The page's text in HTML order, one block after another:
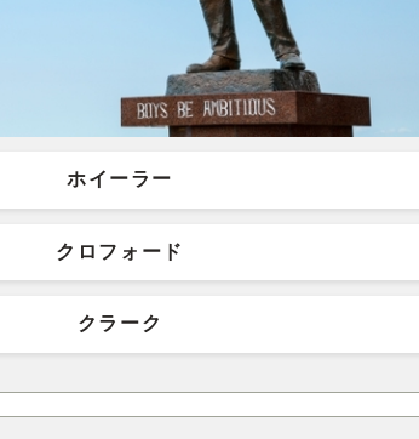
ホイーラー
クロフォード
クラーク